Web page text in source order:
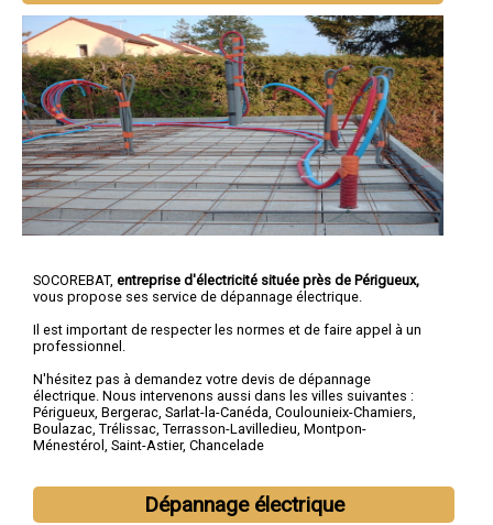
SOCOREBAT, entreprise d'électricité située près de Périgueux,
vous propose ses service de dépannage électrique.
Il est important de respecter les normes et de faire appel à un
professionnel.
N'hésitez pas à demandez votre devis de dépannage
électrique . Nous intervenons aussi dans les villes suivantes :
Périgueux Bergerac Sarlat-la-Canéda Coulounieix-Chamiers
Boulazac Trélissac Terrasson-Lavilledieu Montpon-
Ménestérol
Saint-Astier, Chancelade
Dépannage électrique